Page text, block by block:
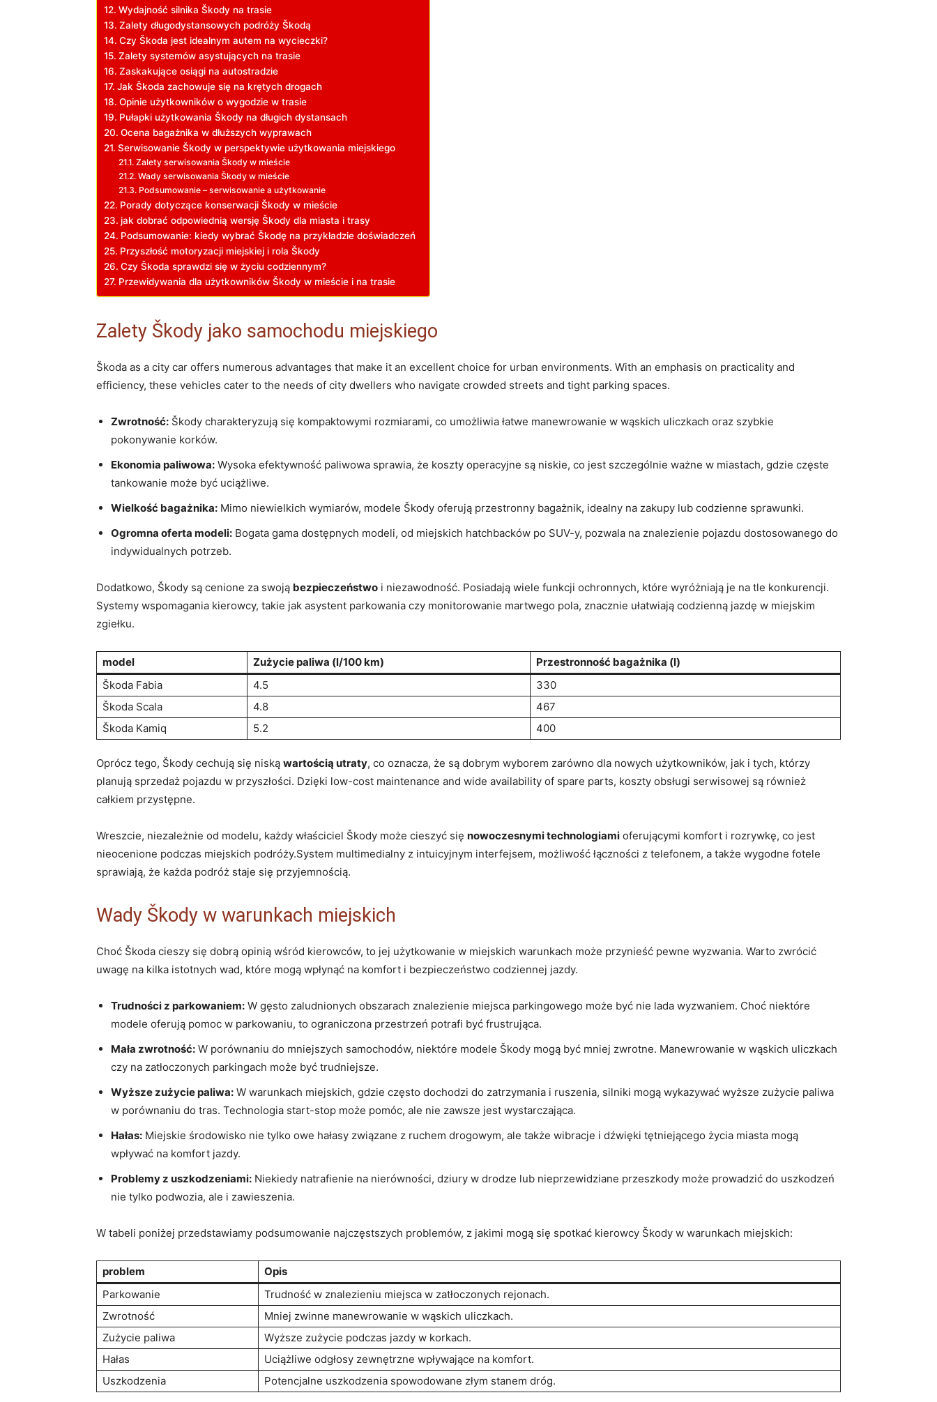
Wydajność silnika Škody na trasie
Zalety długodystansowych podróży Škodą
Czy Škoda jest idealnym autem na wycieczki?
Zalety systemów asystujących na trasie
Zaskakujące osiągi na autostradzie
Jak Škoda zachowuje się na krętych drogach
Opinie użytkowników o wygodzie w trasie
Pułapki użytkowania Škody na długich dystansach
Ocena bagażnika w dłuższych wyprawach
Serwisowanie Škody w perspektywie użytkowania miejskiego
Zalety serwisowania Škody w mieście
Wady serwisowania Škody w mieście
Podsumowanie – serwisowanie a użytkowanie
Porady dotyczące konserwacji Škody w mieście
jak dobrać odpowiednią wersję Škody dla miasta i trasy
Podsumowanie: kiedy wybrać Škodę na przykładzie doświadczeń
Przyszłość motoryzacji miejskiej i rola Škody
Czy Škoda sprawdzi się w życiu codziennym?
Przewidywania dla użytkowników Škody w mieście i na trasie
Zalety Škody jako samochodu miejskiego
Škoda as a city car offers numerous advantages that make it an excellent choice for urban environments. With an emphasis on practicality and
efficiency, these vehicles cater to the needs of city dwellers who navigate crowded streets and tight parking spaces.
Zwrotność: Škody charakteryzują się kompaktowymi rozmiarami, co umożliwia łatwe manewrowanie w wąskich uliczkach oraz szybkie
pokonywanie korków.
Ekonomia paliwowa: Wysoka efektywność paliwowa sprawia, że koszty operacyjne są niskie, co jest szczególnie ważne w miastach, gdzie częste
tankowanie może być uciążliwe.
Wielkość bagażnika: Mimo niewielkich wymiarów, modele Škody oferują przestronny bagażnik, idealny na zakupy lub codzienne sprawunki.
Ogromna oferta modeli: Bogata gama dostępnych modeli, od miejskich hatchbacków po SUV-y, pozwala na znalezienie pojazdu dostosowanego do
indywidualnych potrzeb.
Dodatkowo, Škody są cenione za swoją bezpieczeństwo i niezawodność. Posiadają wiele funkcji ochronnych, które wyróżniają je na tle konkurencji.
Systemy wspomagania kierowcy, takie jak asystent parkowania czy monitorowanie martwego pola, znacznie ułatwiają codzienną jazdę w miejskim
zgiełku.
model Zużycie paliwa (l/100 km)
Przestronność bagażnika (l)
Škoda Fabia
4.5
330
Škoda Scala
4.8
467
Škoda Kamiq
5.2 400
Oprócz tego, Škody cechują się niską wartością utraty, co oznacza, że są dobrym wyborem zarówno dla nowych użytkowników, jak i tych, którzy
planują sprzedaż pojazdu w przyszłości. Dzięki low-cost maintenance and wide availability of spare parts, koszty obsługi serwisowej są również
całkiem przystępne.
Wreszcie, niezależnie od modelu, każdy właściciel Škody może cieszyć się nowoczesnymi technologiami oferującymi komfort i rozrywkę, co jest
nieocenione podczas miejskich podróży.System multimedialny z intuicyjnym interfejsem, możliwość łączności z telefonem, a także wygodne fotele
sprawiają, że każda podróż staje się przyjemnością.
Wady Škody w warunkach miejskich
Choć Škoda cieszy się dobrą opinią wśród kierowców, to jej użytkowanie w miejskich warunkach może przynieść pewne wyzwania. Warto zwrócić
uwagę na kilka istotnych wad, które mogą wpłynąć na komfort i bezpieczeństwo codziennej jazdy.
Trudności z parkowaniem: W gęsto zaludnionych obszarach znalezienie miejsca parkingowego może być nie lada wyzwaniem. Choć niektóre
modele oferują pomoc w parkowaniu, to ograniczona przestrzeń potrafi być frustrująca.
Mała zwrotność: W porównaniu do mniejszych samochodów, niektóre modele Škody mogą być mniej zwrotne. Manewrowanie w wąskich uliczkach
czy na zatłoczonych parkingach może być trudniejsze.
Wyższe zużycie paliwa: W warunkach miejskich, gdzie często dochodzi do zatrzymania i ruszenia, silniki mogą wykazywać wyższe zużycie paliwa
w porównaniu do tras. Technologia start-stop może pomóc, ale nie zawsze jest wystarczająca.
Hałas: Miejskie środowisko nie tylko owe hałasy związane z ruchem drogowym, ale także wibracje i dźwięki tętniejącego życia miasta mogą
wpływać na komfort jazdy.
Problemy z uszkodzeniami: Niekiedy natrafienie na nierówności, dziury w drodze lub nieprzewidziane przeszkody może prowadzić do uszkodzeń
nie tylko podwozia, ale i zawieszenia.
W tabeli poniżej przedstawiamy podsumowanie najczęstszych problemów, z jakimi mogą się spotkać kierowcy Škody w warunkach miejskich:
problem
Opis
Parkowanie
Trudność w znalezieniu miejsca w zatłoczonych rejonach.
Zwrotność
Mniej zwinne manewrowanie w wąskich uliczkach.
Zużycie paliwa
Wyższe zużycie podczas jazdy w korkach.
Hałas
Uciążliwe odgłosy zewnętrzne wpływające na komfort.
Uszkodzenia
Potencjalne uszkodzenia spowodowane złym stanem dróg.